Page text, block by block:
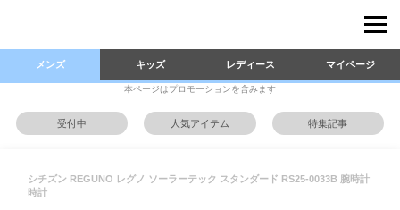
メンズ キッズ レディース マイページ
本ページはプロモーションを含みます
受付中 人気アイテム 特集記事
シチズン REGUNO レグノ ソーラーテック スタンダード RS25-0033B 腕時計
時計